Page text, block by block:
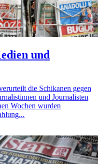
und
die Schikanen gegen
und Journalisten
Wochen wurden